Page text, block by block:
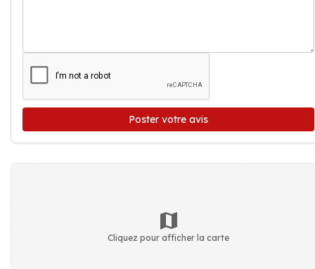
Poster votre avis
Cliquez pour afficher la carte